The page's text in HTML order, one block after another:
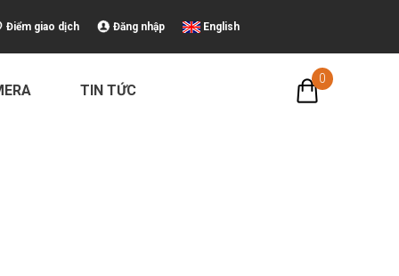
Điểm giao dịch Đăng nhập English
TIN TỨC
0